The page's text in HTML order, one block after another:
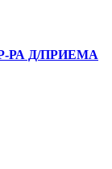
РА Д/ПРИЕМА